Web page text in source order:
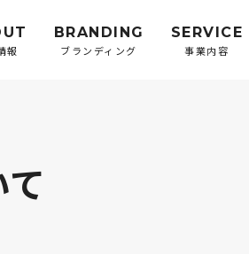
報
BRANDING
ブランディング
SERVICE
事業内容